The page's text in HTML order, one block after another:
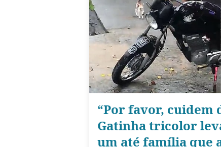
“Por favor, cuidem
Gatinha tricolor
um até família que